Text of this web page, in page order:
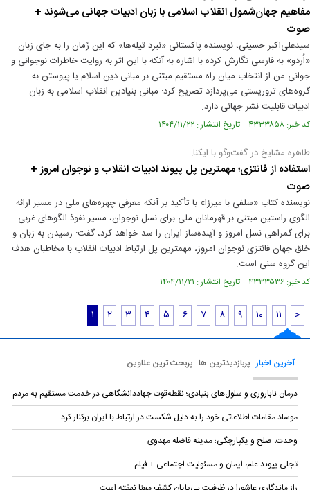
مفاهیم جهان‌شمول انقلاب اسلامی با زبان ادبیات جهانی می‌شوند +
صوت
سیدعلی‌اکبر حسینی، نویسنده پاکستانی «نبرد تیله‌ها» که این رُمان را به جای زبان
«اُردو» به فارسی نگارش کرده با اشاره به آنکه با این اثر به روایت خاطرات نوجوانی و
جوانی من از انتخاب میان راه مستقیم مبتنی بر مبانی دین اسلام یا پیوستن به
گروه‌های تروریستی می‌پردازد تصریح کرد: مبانی بنیادین انقلاب اسلامی به زبان
ادبیات قابلیت نشر جهانی دارد.
کد خبر: ۴۳۳۳۸۵۸ تاریخ انتشار : ۱۴۰۴/۱۱/۲۲
طاهره مشایخ در گفت‌وگو با ایکنا:
استفاده از فانتزی؛ مهمترین پل پیوند ادبیات انقلاب و نوجوان امروز +
صوت
نویسنده کتاب «سلفی با میرزا» با تأکید بر آنکه معرفی چهره‌های ملی در مسیر ارائه
الگوی راستین مبتنی بر قهرمانان ملی برای نسل نوجوان، مسیر نفوذ الگوهای غربی
برای گمراهی نسل امروز و آینده‌ساز ایران را سد خواهد کرد، گفت: رسیدن به زبان و
خلق جهان فانتزی نوجوان امروز،‌ مهمترین پل ارتباط ادبیات انقلاب با مخاطبان هدف
این گروه سنی است.
کد خبر: ۴۳۳۳۵۳۶ تاریخ انتشار : ۱۴۰۴/۱۱/۲۱
۱ ۲ ۳ ۴ ۵ ۶ ۷ ۸ ۹ ۱۰ ۱۱ >
آخرین اخبار پربازدیدترین ها پربحث ترین عناوین
درمان ناباروری و سلول‌های بنیادی؛ نقطه‌قوت جهاددانشگاهی در خدمت مستقیم به مردم
موساد مقامات اطلاعاتی خود را به دلیل شکست در ارتباط با ایران برکنار کرد
وحدت، صلح و یکپارچگی؛ مدینه فاضله مهدوی
تجلی پیوند علم، ایمان و مسئولیت اجتماعی + فیلم